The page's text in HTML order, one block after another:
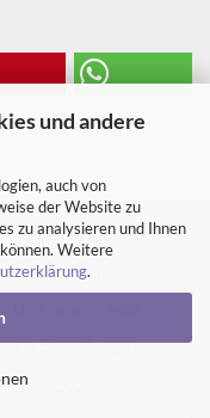
und andere
auch von
der Website zu
zu analysieren und Ihnen
Weitere
.
US-Comics
Einstellungen
© 2026